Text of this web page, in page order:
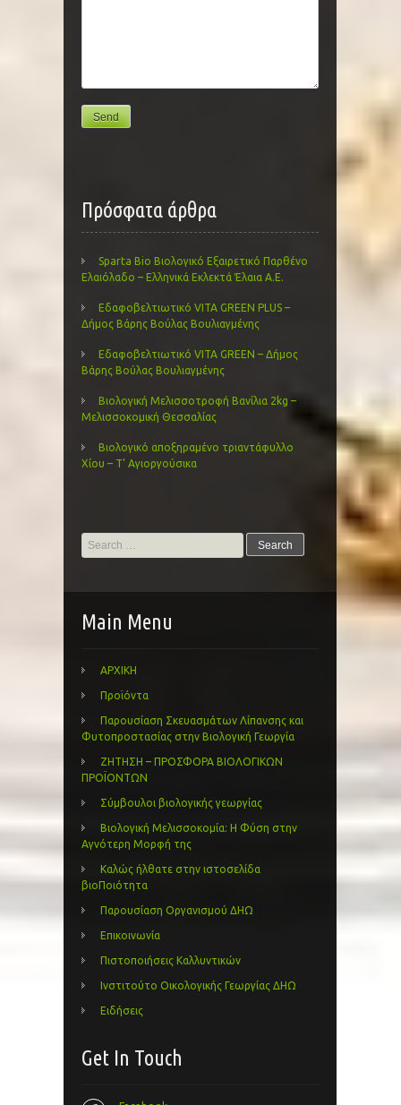
Πρόσφατα άρθρα
Sparta Bio Βιολογικό Εξαιρετικό Παρθένο
Ελαιόλαδο – Ελληνικά Εκλεκτά Έλαια Α.Ε.
Εδαφοβελτιωτικό VITA GREEN PLUS –
Δήμος Βάρης Βούλας Βουλιαγμένης
Εδαφοβελτιωτικό VITA GREEN – Δήμος
Βάρης Βούλας Βουλιαγμένης
Βιολογική Μελισσοτροφή Βανίλια 2kg –
Μελισσοκομική Θεσσαλίας
Βιολογικό αποξηραμένο τριαντάφυλλο
Χίου – Τ’ Αγιοργούσικα
Search
for:
Main Menu
ΑΡΧΙΚΗ
Προϊόντα
Παρουσίαση Σκευασμάτων Λίπανσης και
Φυτοπροστασίας στην Βιολογική Γεωργία
ΖΗΤΗΣΗ – ΠΡΟΣΦΟΡΑ ΒΙΟΛΟΓΙΚΩΝ
ΠΡΟΪΟΝΤΩΝ
Σύμβουλοι βιολογικής γεωργίας
Βιολογική Μελισσοκομία: Η Φύση στην
Αγνότερη Μορφή της
Καλώς ήλθατε στην ιστοσελίδα
βιοΠοιότητα
Παρουσίαση Οργανισμού ΔΗΩ
Επικοινωνία
Πιστοποιήσεις Καλλυντικών
Ινστιτούτο Οικολογικής Γεωργίας ΔΗΩ
Ειδήσεις
Get In Touch